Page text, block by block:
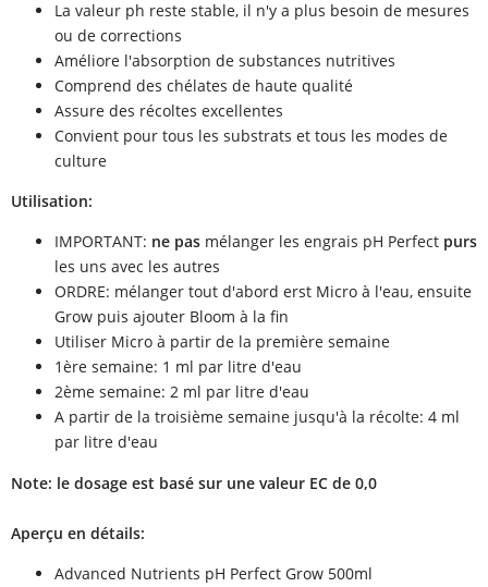
La valeur ph reste stable, il n'y a plus besoin de mesures
ou de corrections
Améliore l'absorption de substances nutritives
Comprend des chélates de haute qualité
Assure des récoltes excellentes
Convient pour tous les substrats et tous les modes de
culture
Utilisation:
IMPORTANT: ne pas mélanger les engrais pH Perfect purs
les uns avec les autres
ORDRE: mélanger tout d'abord erst Micro à l'eau, ensuite
Grow puis ajouter Bloom à la fin
Utiliser Micro à partir de la première semaine
1ère semaine: 1 ml par litre d'eau
2ème semaine: 2 ml par litre d'eau
A partir de la troisième semaine jusqu'à la récolte: 4 ml
par litre d'eau
Note: le dosage est basé sur une valeur EC de 0,0
Aperçu en détails:
Advanced Nutrients pH Perfect Grow 500ml